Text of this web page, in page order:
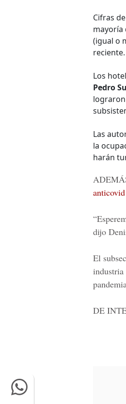
Cifras
mayoría
(igual o
reciente.
Los
Pedro
Las
la
harán
anticovid
dijo
El
industria
DE